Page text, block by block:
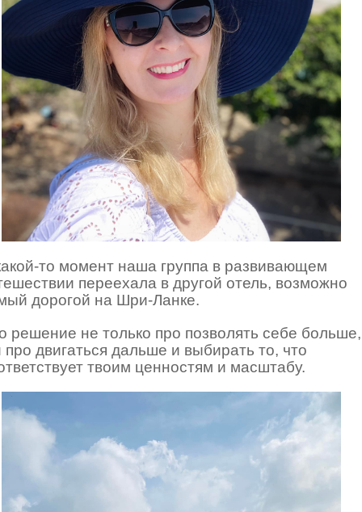
то момент наша группа в развивающем
переехала в другой отель, возможно
дорогой на Шри-Ланке.
решение не только про позволять себе больше,
про двигаться дальше и выбирать то, что
твоим ценностям и масштабу.